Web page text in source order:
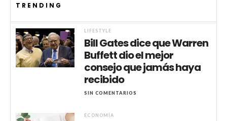
TRENDING
LIFESTYLE
Bill Gates dice que Warren
Buffett dio el mejor
consejo que jamás haya
recibido
SIN COMENTARIOS
ECONOMÍA